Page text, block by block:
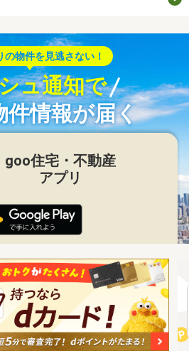
の物件を見逃さない！
ュ通知で
件情報が届く
goo住宅・不動産
アプリ